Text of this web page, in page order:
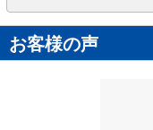
お客様の声